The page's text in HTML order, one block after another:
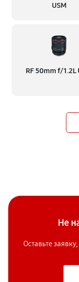
USM
RF 50mm f/1.2L
Не
Оставьте